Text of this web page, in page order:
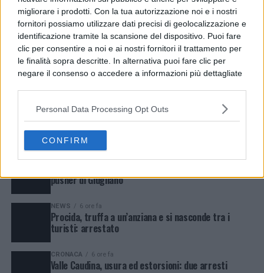
migliorare i prodotti. Con la tua autorizzazione noi e i nostri
fornitori possiamo utilizzare dati precisi di geolocalizzazione e
identificazione tramite la scansione del dispositivo. Puoi fare
clic per consentire a noi e ai nostri fornitori il trattamento per
le finalità sopra descritte. In alternativa puoi fare clic per
negare il consenso o accedere a informazioni più dettagliate
possono non richiedere il tuo consenso, ma hai il diritto di
opporti a tale trattamento. Le tue preferenze si
preferenze in qualsiasi momento ritornando su questo sito o
consultando la nostrainformativa sulla riservatezza.
Personal Data Processing Opt Outs
CONFIRM
LATEST TRENDING VIDEOS
CRONACA 3 ore fa
Secondigliano, si oppone ai controlli e aggredisce gli
CRONACA 5 ore fa
Castellammare, irrompe con un machete dal
parrucchiere: arrestato
CRONACA 5 ore fa
pusher di Giugliano
NEWS 6 ore fa
Procida, truffa a un’anziana e si nasconde tra i
turisti: arrestato
CRONACA 6 ore fa
Valle Caudina, usura ed estorsioni: due arresti